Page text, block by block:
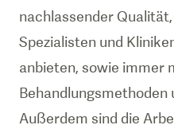
nachlassender
Spezialisten und
anbieten, sowie immer
Behandlungsmethoden
Außerdem sind die